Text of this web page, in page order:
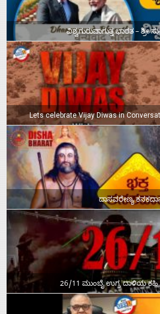
ವಿಶ್ವಗುರುವಾಗುತ್ತ ಭಾರತ – ಶ್ರೀ
Lets celebrate Vijay Diwas in
ದಾಸವರೇಣ್ಯ
26/11 ಮುಂಬೈ ಉಗ್ರ ದಾಳಿಯ